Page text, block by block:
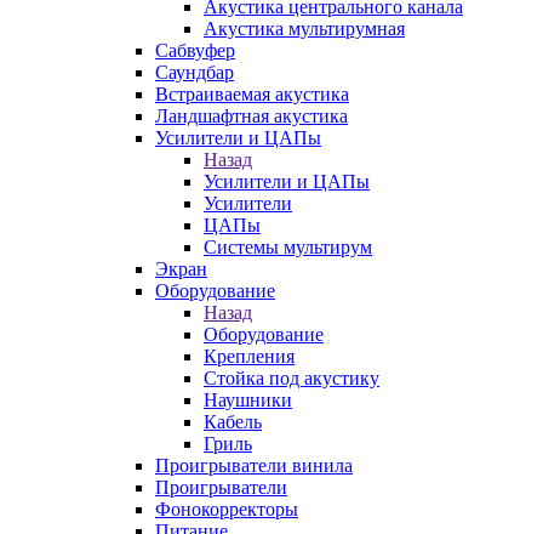
Акустика центрального канала
Акустика мультирумная
Сабвуфер
Саундбар
Встраиваемая акустика
Ландшафтная акустика
Усилители и ЦАПы
Назад
Усилители и ЦАПы
Усилители
ЦАПы
Системы мультирум
Экран
Оборудование
Назад
Оборудование
Крепления
Стойка под акустику
Наушники
Кабель
Гриль
Проигрыватели винила
Проигрыватели
Фонокорректоры